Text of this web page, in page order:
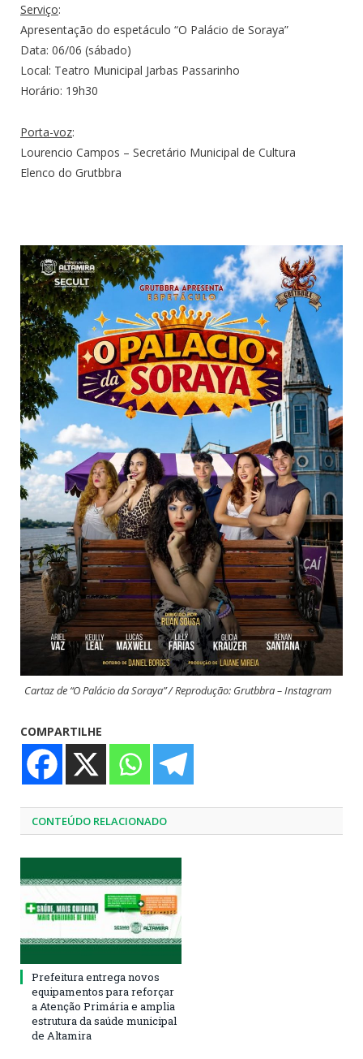
Serviço:
Apresentação do espetáculo “O Palácio de Soraya”
Data: 06/06 (sábado)
Local: Teatro Municipal Jarbas Passarinho
Horário: 19h30
Porta-voz:
Lourencio Campos – Secretário Municipal de Cultura
Elenco do Grutbbra
Cartaz de “O Palácio da Soraya” / Reprodução: Grutbbra – Instagram
COMPARTILHE
CONTEÚDO RELACIONADO
Prefeitura entrega novos
equipamentos para reforçar
a Atenção Primária e amplia
estrutura da saúde municipal
de Altamira